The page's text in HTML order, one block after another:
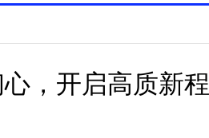
，开启高质新程